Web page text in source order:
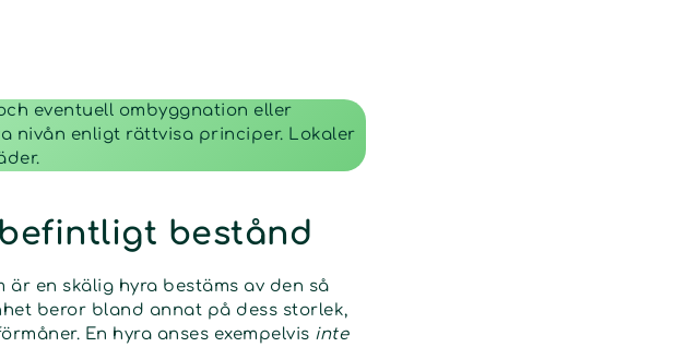
eventuell ombyggnation eller
nivån enligt rättvisa principer. Lokaler
bestånd
är en skälig hyra bestäms av den så
beror bland annat på dess storlek,
En hyra anses exempelvis inte